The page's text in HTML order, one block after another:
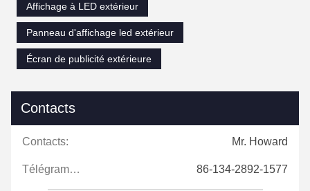
Affichage à LED extérieur
Panneau d'affichage led extérieur
Écran de publicité extérieure
Contacts
Contacts: Mr. Howard
Télégramme: 86-134-2892-1577